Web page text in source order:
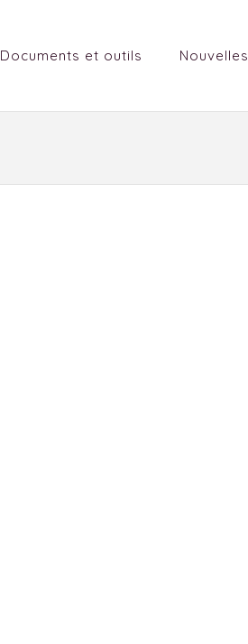
Documents et outils Nouvelles